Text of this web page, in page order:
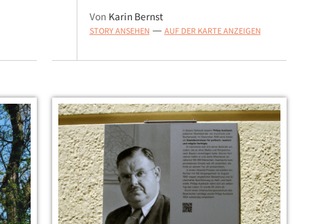
Von Karin Bernst
STORY ANSEHEN — AUF DER KARTE ANZEIGEN